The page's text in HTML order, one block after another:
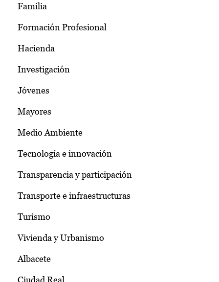
Familia
Formación Profesional
Hacienda
Investigación
Jóvenes
Mayores
Medio Ambiente
Tecnología e innovación
Transparencia y participación
Transporte e infraestructuras
Turismo
Vivienda y Urbanismo
Albacete
Ciudad Real